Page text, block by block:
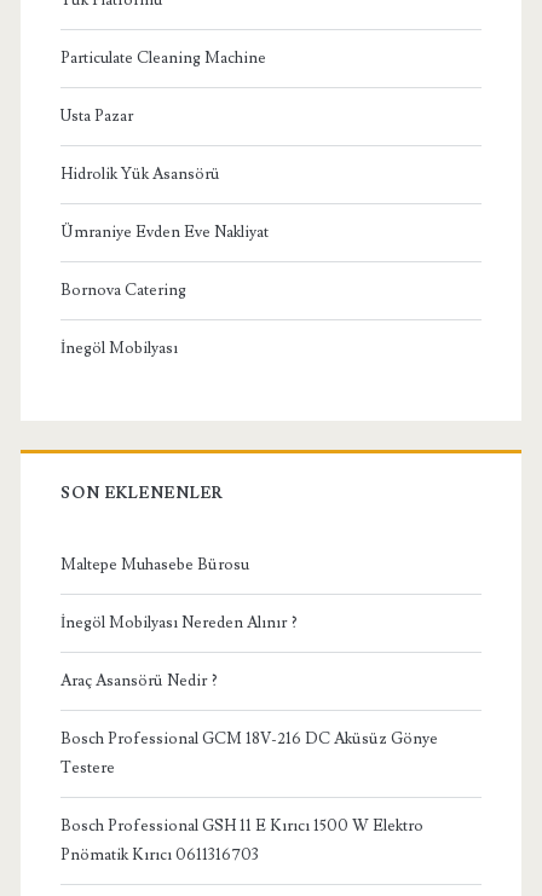
Particulate Cleaning Machine
Usta Pazar
Hidrolik Yük Asansörü
Ümraniye Evden Eve Nakliyat
Bornova Catering
İnegöl Mobilyası
SON EKLENENLER
Maltepe Muhasebe Bürosu
İnegöl Mobilyası Nereden Alınır ?
Araç Asansörü Nedir ?
Bosch Professional GCM 18V-216 DC Aküsüz Gönye
Testere
Bosch Professional GSH 11 E Kırıcı 1500 W Elektro
Pnömatik Kırıcı 0611316703